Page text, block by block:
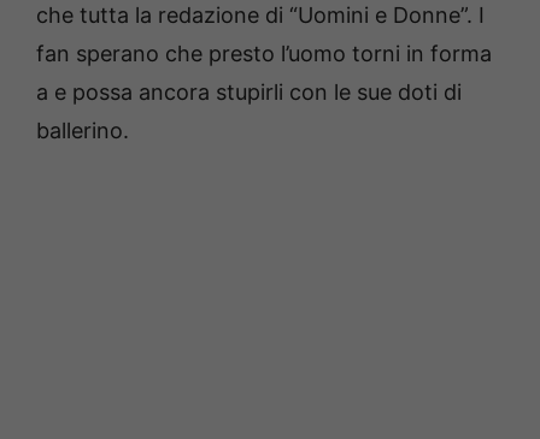
che tutta la redazione di “Uomini e Donne”. I
fan sperano che presto l’uomo torni in forma
a e possa ancora stupirli con le sue doti di
ballerino.